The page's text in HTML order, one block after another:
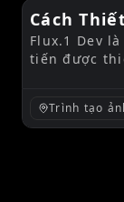
Cách
Quả cho
Flux.1 Dev
tiến được
Trình tạo